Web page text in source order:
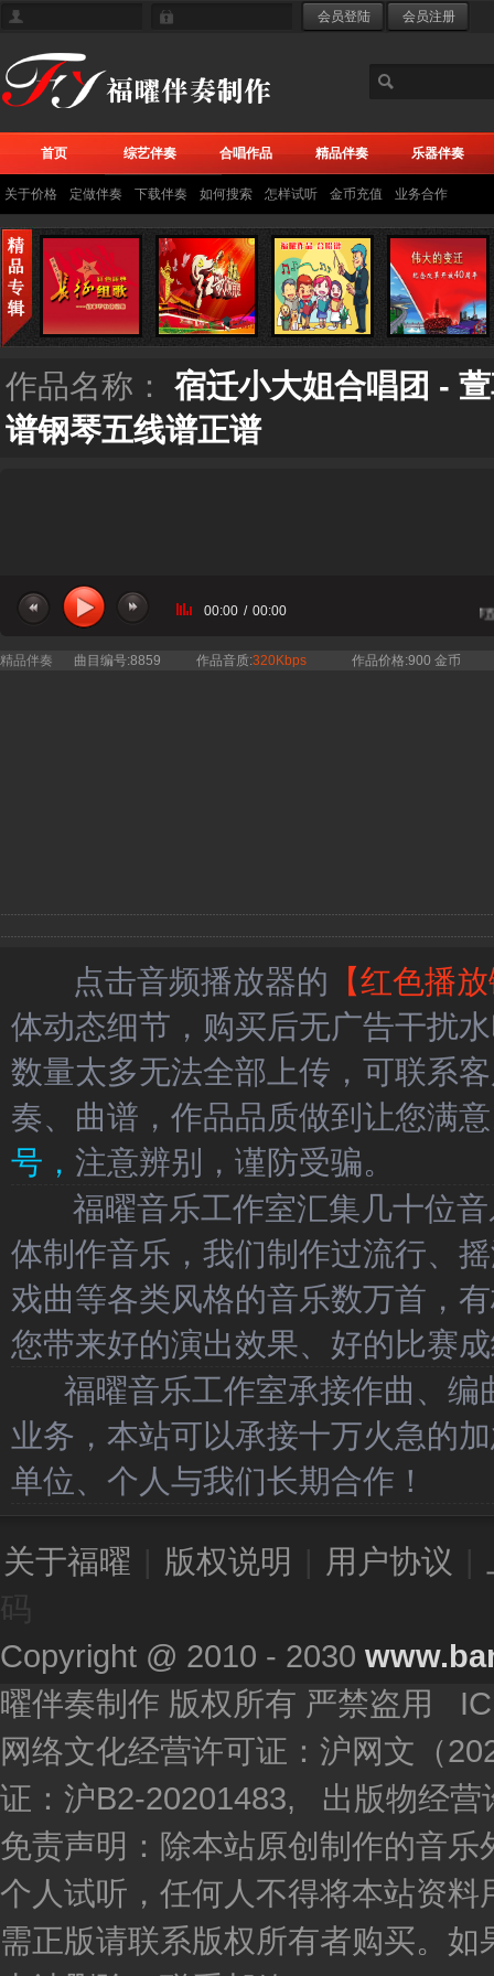
首页 综艺伴奏 合唱作品 精品伴奏 乐器伴奏
关于价格 定做伴奏 下载伴奏 如何搜索 怎样试听 金币充值 业务合作
作品名称： 宿迁小大姐合唱团 -
谱钢琴五线谱正谱
当前曲目：宿迁小大姐合唱团 - 萱草花 四旋律伴奏 合唱谱简谱钢琴五
00:00 / 00:00
精品伴奏 曲目编号:8859 作品音质:320Kbps 作品价格:900 金币
点击音频播放器的 【红色播
体动态细节，购买后无广告干扰
数量太多无法全部上传，可联系
奏、曲谱，作品品质做到让您满
号， 注意辨别，谨防受骗。
福曜音乐工作室汇集几十位音
体制作音乐，我们制作过流行、
戏曲等各类风格的音乐数万首，
您带来好的演出效果、好的比赛
福曜音乐工作室承接作曲、编
业务，本站可以承接十万火急的
单位、个人与我们长期合作！
关于福曜 版权说明 用户协议
Copyright @ 2010 - 2030
曜伴奏制作 版权所有 严禁盗用
网络文化经营许可证：沪网文（
证：沪B2-20201483, 出版物经营
免责声明：除本站原创制作的音
个人试听，任何人不得将本站资
需正版请联系版权所有者购买。